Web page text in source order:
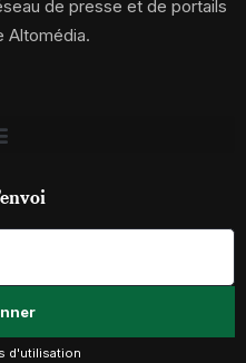
de presse et de portails
Altomédia.
d'utilisation